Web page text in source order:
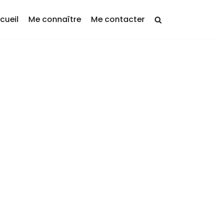
Me connaître Me contacter